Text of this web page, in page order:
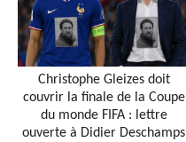
Christophe Gleizes doit
couvrir la finale de la Coupe
du monde FIFA : lettre
ouverte à Didier Deschamps